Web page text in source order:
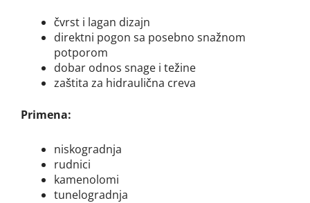
čvrst i lagan dizajn
direktni pogon sa posebno snažnom
potporom
dobar odnos snage i težine
zaštita za hidraulična creva
Primena:
niskogradnja
rudnici
kamenolomi
tunelogradnja